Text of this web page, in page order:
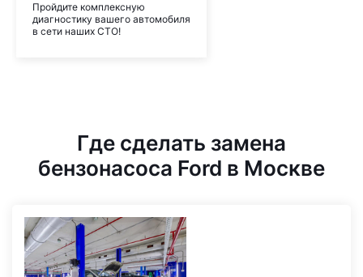
Пройдите комплексную
диагностику вашего автомобиля
в сети наших СТО!
Где сделать замена
бензонасоса Ford в Москве